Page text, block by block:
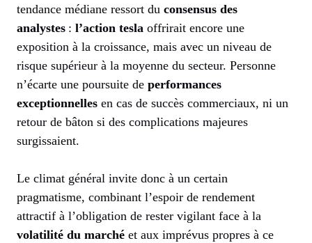
tendance médiane ressort du consensus des
analystes : l’action tesla offrirait encore une
exposition à la croissance, mais avec un niveau de
risque supérieur à la moyenne du secteur. Personne
n’écarte une poursuite de performances
exceptionnelles en cas de succès commerciaux, ni un
retour de bâton si des complications majeures
surgissaient.
Le climat général invite donc à un certain
pragmatisme, combinant l’espoir de rendement
attractif à l’obligation de rester vigilant face à la
volatilité du marché et aux imprévus propres à ce